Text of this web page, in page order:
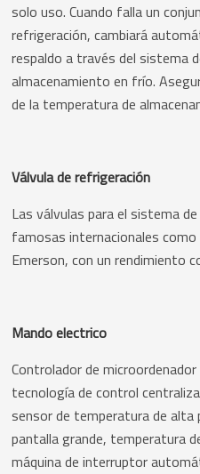
solo uso. Cuando falla un
refrigeración, cambiará
respaldo a través del sistema
almacenamiento en frío.
de la temperatura de
Válvula de refrigeración
Las válvulas para el sistema
famosas internacionales
Emerson, con un rendimiento
Mando electrico
Controlador de
tecnología de control
sensor de temperatura de alta
pantalla grande, temperatura
máquina de interruptor